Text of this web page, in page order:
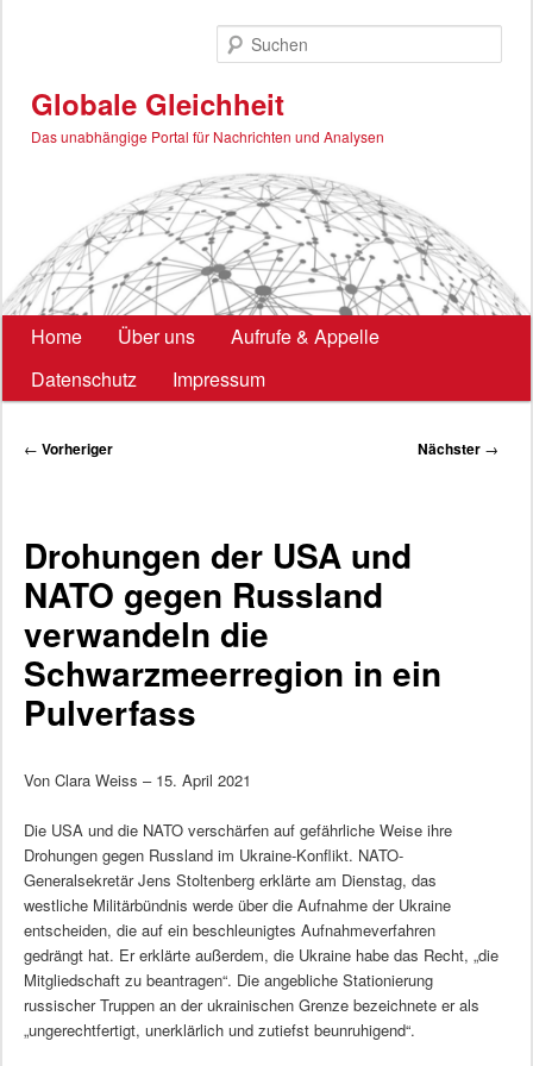
Globale Gleichheit
Das unabhängige Portal für Nachrichten und Analysen
Hauptmenü
Home Über uns
Aufrufe & Appelle
Datenschutz
Impressum
Beitragsnavigation
← Vorheriger Nächster →
Drohungen der USA und
NATO gegen Russland
verwandeln die
Schwarzmeerregion in ein
Pulverfass
Von Clara Weiss – 15. April 2021
Die USA und die NATO verschärfen auf gefährliche Weise ihre
Drohungen gegen Russland im Ukraine-Konflikt. NATO-
Generalsekretär Jens Stoltenberg erklärte am Dienstag, das
westliche Militärbündnis werde über die Aufnahme der Ukraine
entscheiden, die auf ein beschleunigtes Aufnahmeverfahren
gedrängt hat. Er erklärte außerdem, die Ukraine habe das Recht, „die
Mitgliedschaft zu beantragen“. Die angebliche Stationierung
russischer Truppen an der ukrainischen Grenze bezeichnete er als
„ungerechtfertigt, unerklärlich und zutiefst beunruhigend“.